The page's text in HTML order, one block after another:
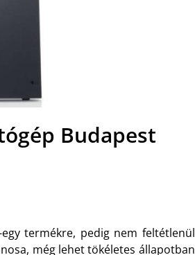
Budapest
termékre, pedig nem feltétlenül
még lehet tökéletes állapotban